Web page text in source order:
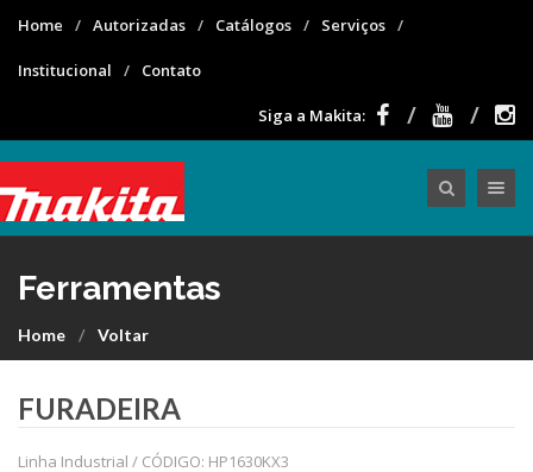
Home Autorizadas Catálogos Serviços
Institucional Contato
Siga a Makita:
Ferramentas
Home Voltar
FURADEIRA
Linha Industrial / CÓDIGO: HP1630KX3